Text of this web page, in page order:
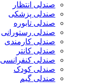
صندلی انتظار
صندلی پزشکی
صندلی تابوره
صندلی رستورانی
صندلی کارمندی
صندلی کانتر
صندلی کنفرانسی
صندلی کودک
صندلی گیم